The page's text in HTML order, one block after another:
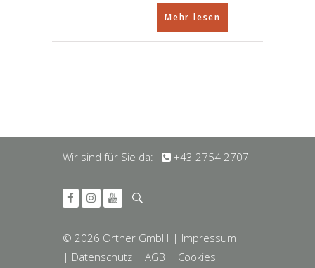
Mehr lesen
Wir sind für Sie da: +43 2754 2707
© 2026 Ortner GmbH | Impressum
| Datenschutz | AGB | Cookies